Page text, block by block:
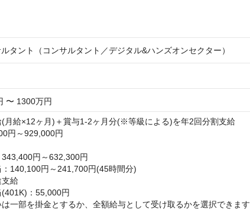
タント（コンサルタント／デジタル&ハンズオンセクター）
〜 1300万円
(月給×12ヶ月)＋賞与1-2ヶ月分(※等級による)を年2回分割支給
円～929,000円
343,400円～632,300円
：140,100円～241,700円(45時間分)
給
：55,000円
一部を掛金とするか、全額給与として受け取るかを選択できます